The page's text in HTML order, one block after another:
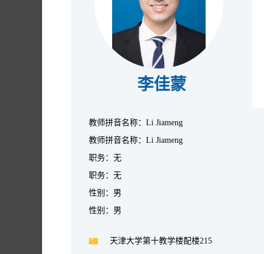
李佳蒙
教师拼音名称：Li Jiameng
教师拼音名称：Li Jiameng
职务：无
职务：无
性别：男
性别：男
天津大学第十教学楼配楼215